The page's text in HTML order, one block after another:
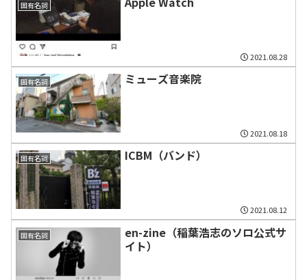
固有名詞
2021.08.28
固有名詞 ミューズ音楽院
2021.08.18
固有名詞 ICBM（バンド）
2021.08.12
固有名詞
en-zine（稲葉浩志のソロ公式サ
イト）